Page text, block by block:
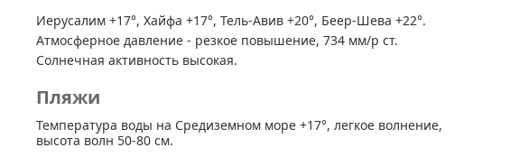
Иерусалим +17°, Хайфа +17°, Тель-Авив +20°, Беер-Шева +22°.
Атмосферное давление - резкое повышение, 734 мм/р ст.
Солнечная активность высокая.
Пляжи
Температура воды на Средиземном море +17°, легкое волнение,
высота волн 50-80 см.